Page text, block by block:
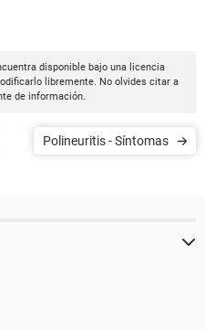
disponible bajo una licencia
libremente. No olvides citar a
de información.
Polineuritis - Síntomas